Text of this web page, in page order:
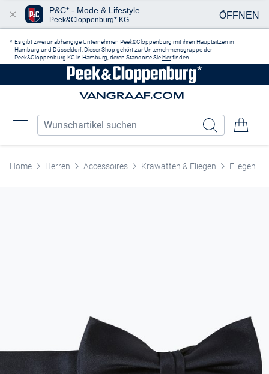
Es gibt zwei unabhängige Unternehmen Peek&Cloppenburg mit ihren Hauptsitzen in
Hamburg und Düsseldorf. Dieser Shop gehört zur Unternehmensgruppe der
Peek&Cloppenburg KG in Hamburg, deren Standorte Sie hierfinden.
Home Herren Accessoires Krawatten & Fliegen Fliegen
P&C* - Mode & Lifestyle
Peek&Cloppenburg* KG ÖFFNEN